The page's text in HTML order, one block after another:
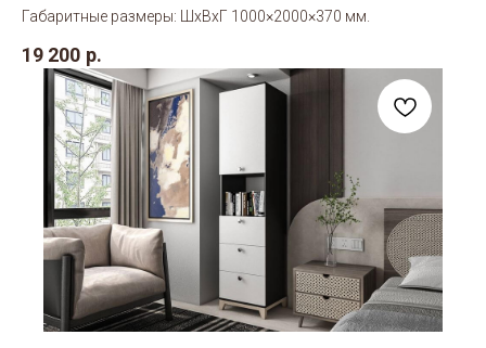
Габаритные размеры: ШхВхГ 1000×2000×370 мм.
19 200 р.